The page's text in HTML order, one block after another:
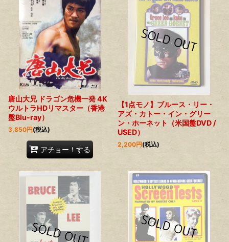
唐山大兄 ドラゴン危機一発 4K
ウルトラHDリマスター（香港
盤Blu-ray）
3,850円(税込)
アチョー！する
【1点モノ】ブルース・リー・
アズ・カトー・イン・グリー
ン・ホーネット（米国盤DVD /
USED）
2,200円(税込)